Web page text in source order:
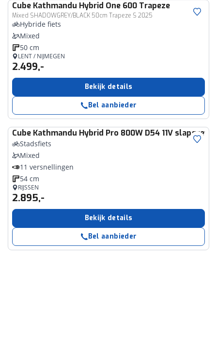
Cube Kathmandu Hybrid One 600 Trapeze
Mixed SHADOWGREY/BLACK 50cm Trapeze S 2025
Hybride fiets
Mixed
50 cm
LENT / NIJMEGEN
2.499,-
Bekijk details
Bel aanbieder
Cube Kathmandu Hybrid Pro 800W D54 11V
Stadsfiets
Mixed
11 versnellingen
54 cm
RIJSSEN
2.895,-
Bekijk details
Bel aanbieder